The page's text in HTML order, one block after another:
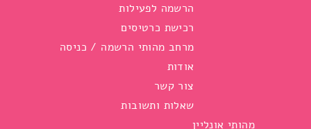
הרשמה לפעילות
רכישת כרטיסים
מרחב מהותי הרשמה / כניסה
אודות
צור קשר
שאלות ותשובות
מהותי אונליין